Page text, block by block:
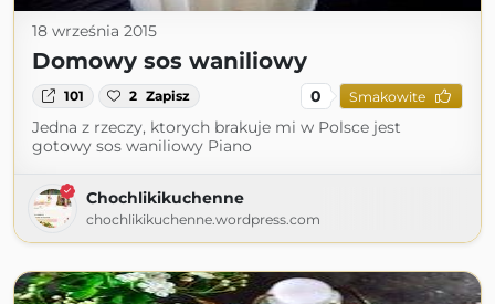
18 września 2015
Domowy sos waniliowy
101 2 Zapisz 0 Smakowite
Jedna z rzeczy, ktorych brakuje mi w Polsce jest
gotowy sos waniliowy Piano
Chochlikikuchenne
chochlikikuchenne.wordpress.com